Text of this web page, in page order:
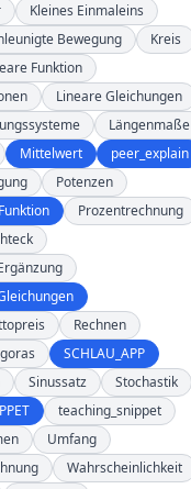
Kleines Einmaleins
Bewegung
Kreis
Funktion
Lineare Gleichungen
Längenmaße
Mittelwert
peer_explain
Potenzen
Prozentrechnung
Rechnen
SCHLAU_APP
Sinussatz
Stochastik
teaching_snippet
Umfang
Wahrscheinlichkeit